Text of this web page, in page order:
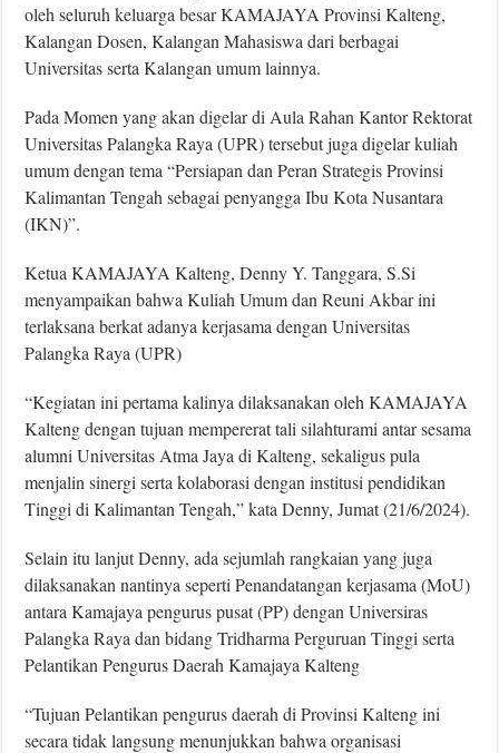
oleh seluruh keluarga besar KAMAJAYA Provinsi Kalteng,
Kalangan Dosen, Kalangan Mahasiswa dari berbagai
Universitas serta Kalangan umum lainnya.
Pada Momen yang akan digelar di Aula Rahan Kantor Rektorat
Universitas Palangka Raya (UPR) tersebut juga digelar kuliah
umum dengan tema “Persiapan dan Peran Strategis Provinsi
Kalimantan Tengah sebagai penyangga Ibu Kota Nusantara
(IKN)”.
Ketua KAMAJAYA Kalteng, Denny Y. Tanggara, S.Si
menyampaikan bahwa Kuliah Umum dan Reuni Akbar ini
terlaksana berkat adanya kerjasama dengan Universitas
Palangka Raya (UPR)
“Kegiatan ini pertama kalinya dilaksanakan oleh KAMAJAYA
Kalteng dengan tujuan mempererat tali silahturami antar sesama
alumni Universitas Atma Jaya di Kalteng, sekaligus pula
menjalin sinergi serta kolaborasi dengan institusi pendidikan
Tinggi di Kalimantan Tengah,” kata Denny, Jumat (21/6/2024).
Selain itu lanjut Denny, ada sejumlah rangkaian yang juga
dilaksanakan nantinya seperti Penandatangan kerjasama (MoU)
antara Kamajaya pengurus pusat (PP) dengan Universiras
Palangka Raya dan bidang Tridharma Perguruan Tinggi serta
Pelantikan Pengurus Daerah Kamajaya Kalteng
“Tujuan Pelantikan pengurus daerah di Provinsi Kalteng ini
secara tidak langsung menunjukkan bahwa organisasi